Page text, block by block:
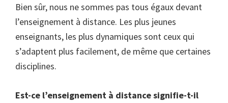
Bien sûr, nous ne sommes pas tous égaux devant
l’enseignement à distance. Les plus jeunes
enseignants, les plus dynamiques sont ceux qui
s’adaptent plus facilement, de même que certaines
disciplines.
Est-ce l’enseignement à distance signifie-t-il